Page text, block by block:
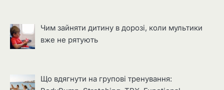
Чим зайняти дитину в дорозі, коли мультики
вже не рятують
Що вдягнути на групові тренування: